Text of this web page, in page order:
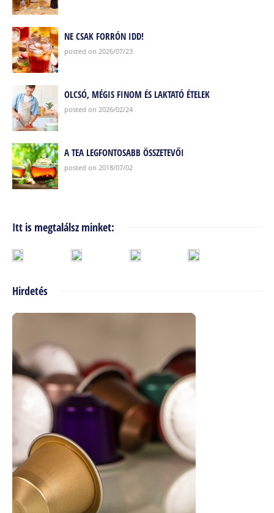
NE CSAK FORRÓN IDD!
posted on 2026/07/23
OLCSÓ, MÉGIS FINOM ÉS LAKTATÓ ÉTELEK
posted on 2026/02/24
A TEA LEGFONTOSABB ÖSSZETEVŐI
posted on 2018/07/02
Itt is megtalálsz minket:
Hirdetés